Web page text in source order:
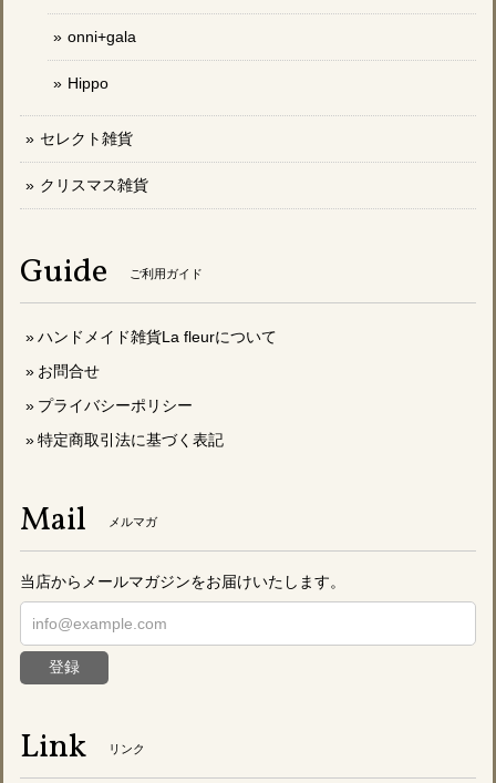
onni+gala
Hippo
セレクト雑貨
クリスマス雑貨
Guide ご利用ガイド
ハンドメイド雑貨La fleurについて
お問合せ
プライバシーポリシー
特定商取引法に基づく表記
Mail メルマガ
当店からメールマガジンをお届けいたします。
登録
Link リンク